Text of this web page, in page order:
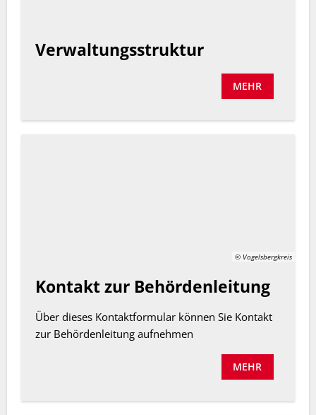
Verwaltungsstruktur
MEHR
© Vogelsbergkreis
Kontakt zur Behördenleitung
Über dieses Kontaktformular können Sie Kontakt
zur Behördenleitung aufnehmen
MEHR